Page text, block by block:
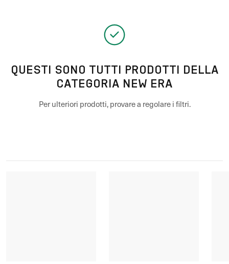
QUESTI SONO TUTTI PRODOTTI DELLA
CATEGORIA NEW ERA
Per ulteriori prodotti, provare a regolare i filtri.